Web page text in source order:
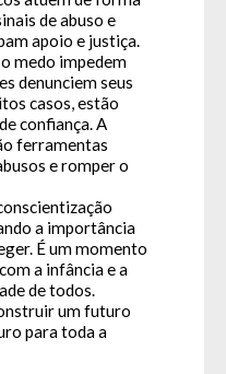
de abuso e
apoio e justiça.
medo impedem
denunciem seus
casos, estão
confiança. A
ferramentas
e romper o
a importância
É um momento
a infância e a
de todos.
um futuro
para toda a